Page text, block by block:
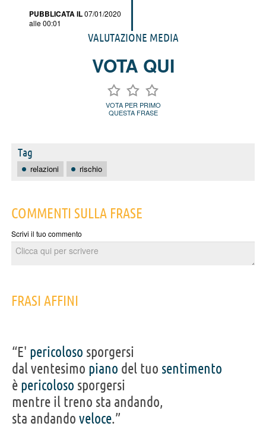
PUBBLICATA IL07/01/2020
alle 00:01
VALUTAZIONE MEDIA
VOTA QUI
VOTA PER PRIMO
QUESTA FRASE
Tag
relazioni rischio
COMMENTI SULLA FRASE
Scrivi il tuo commento
FRASI AFFINI
“E' pericoloso sporgersi
dal ventesimo piano del tuo sentimento
è pericoloso sporgersi
mentre il treno sta andando,
sta andando veloce.”